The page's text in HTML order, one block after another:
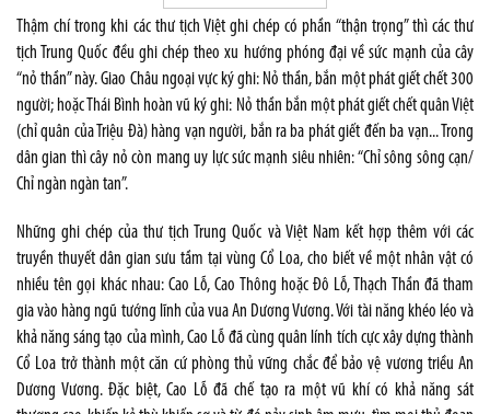
Thậm chí trong khi các thư tịch Việt ghi chép có phần “thận trọng” thì các thư
tịch Trung Quốc đều ghi chép theo xu hướng phóng đại về sức mạnh của cây
“nỏ thần” này. Giao Châu ngoại vực ký ghi: Nỏ thần, bắn một phát giết chết 300
người; hoặc Thái Bình hoàn vũ ký ghi: Nỏ thần bắn một phát giết chết quân Việt
(chỉ quân của Triệu Đà) hàng vạn người, bắn ra ba phát giết đến ba vạn... Trong
dân gian thì cây nỏ còn mang uy lực sức mạnh siêu nhiên: “Chỉ sông sông cạn/
Chỉ ngàn ngàn tan”.
Những ghi chép của thư tịch Trung Quốc và Việt Nam kết hợp thêm với các
truyền thuyết dân gian sưu tầm tại vùng Cổ Loa, cho biết về một nhân vật có
nhiều tên gọi khác nhau: Cao Lỗ, Cao Thông hoặc Đô Lỗ, Thạch Thần đã tham
gia vào hàng ngũ tướng lĩnh của vua An Dương Vương. Với tài năng khéo léo và
khả năng sáng tạo của mình, Cao Lỗ đã cùng quân lính tích cực xây dựng thành
Cổ Loa trở thành một căn cứ phòng thủ vững chắc để bảo vệ vương triều An
Dương Vương. Đặc biệt, Cao Lỗ đã chế tạo ra một vũ khí có khả năng sát